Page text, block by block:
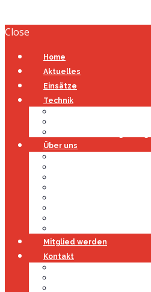
Close
Home
Aktuelles
Einsätze
Technik
Über uns
Mitglied werden
Kontakt